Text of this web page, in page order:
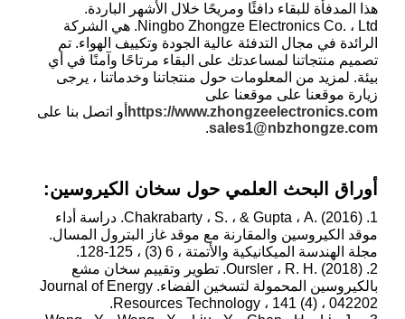
هذا المدفأة للبقاء دافئًا ومريحًا خلال الأشهر الباردة.
Ningbo Zhongze Electronics Co. ، Ltd. هي الشركة
الرائدة في مجال التدفئة عالية الجودة وتكييف الهواء. تم
تصميم منتجاتنا لمساعدتك على البقاء مرتاحًا وآمنًا في أي
بيئة. لمزيد من المعلومات حول منتجاتنا وخدماتنا ، يرجى
زيارة موقعنا على موقعنا على
https://www.zhongzeelectronics.com أو اتصل بنا على
sales1@nbzhongze.com
.
أوراق البحث العلمي حول سخان الكيروسين:
1. Chakrabarty ، S. ، & Gupta ، A. (2016). دراسة أداء
موقد الكيروسين والمقارنة مع موقد غاز البترول المسال.
مجلة الهندسة الميكانيكية والأتمتة ، 6 (3) ، 125-128.
2. Oursler ، R. H. (2018). تطوير وتقييم سخان مشع
بالكيروسين المحمولة لتسخين الفضاء. Journal of Energy
Resources Technology ، 141 (4) ، 042202.